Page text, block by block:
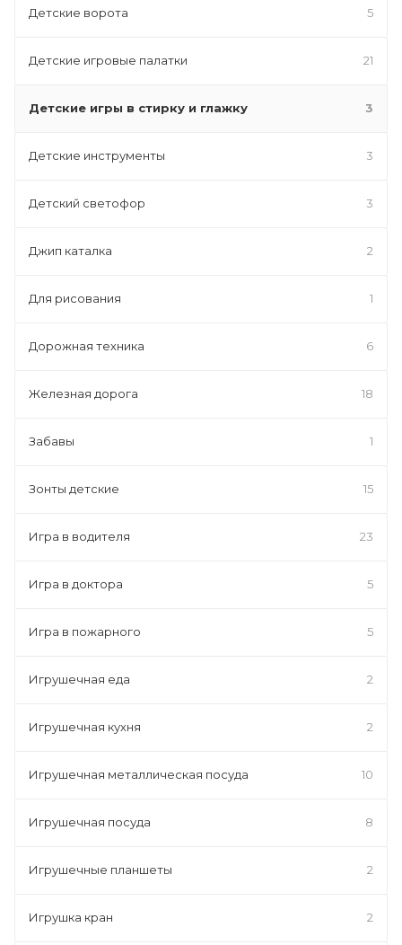
Детские ворота 5
Детские игровые палатки 21
Детские игры в стирку и глажку 3
Детские инструменты 3
Детский светофор 3
Джип каталка 2
Для рисования 1
Дорожная техника 6
Железная дорога 18
Забавы 1
Зонты детские 15
Игра в водителя 23
Игра в доктора 5
Игра в пожарного 5
Игрушечная еда 2
Игрушечная кухня 2
Игрушечная металлическая посуда 10
Игрушечная посуда 8
Игрушечные планшеты 2
Игрушка кран 2